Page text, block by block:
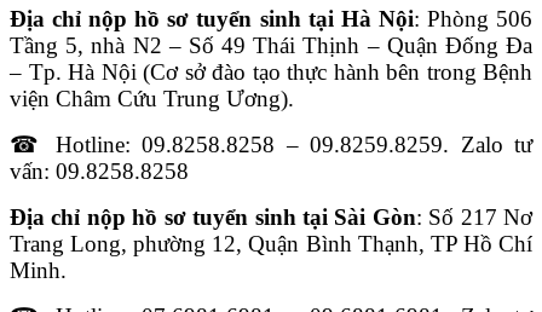
Địa chỉ nộp hồ sơ tuyển sinh tại Hà Nội: Phòng 506
Tầng 5, nhà N2 – Số 49 Thái Thịnh – Quận Đống Đa
– Tp. Hà Nội (Cơ sở đào tạo thực hành bên trong Bệnh
viện Châm Cứu Trung Ương).
☎ Hotline: 09.8258.8258 – 09.8259.8259. Zalo tư
vấn: 09.8258.8258
Địa chỉ nộp hồ sơ tuyển sinh tại Sài Gòn: Số 217 Nơ
Trang Long, phường 12, Quận Bình Thạnh, TP Hồ Chí
Minh.